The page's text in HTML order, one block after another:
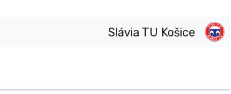
Slávia TU Košice